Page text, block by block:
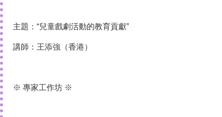
主題：“兒童戲劇活動的教育貢獻”
講師：王添強（香港）
※ 專家工作坊 ※